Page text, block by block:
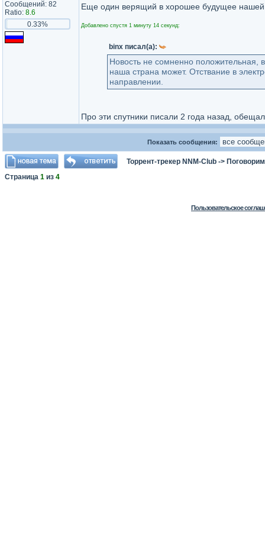
Сообщений: 82
Ratio: 8.6
0.33%
Еще один верящий в хорошее будущее нашей
Добавлено спустя 1 минуту 14 секунд:
binx писал(а):
Новость не сомненно положительная,
наша страна может. Отствание в
направлении.
Про эти спутники писали 2 года назад,
Показать сообщения:
Торрент-трекер NNM-Club -> Поговорим
Страница 1 из 4
Пользовательское